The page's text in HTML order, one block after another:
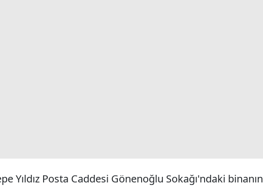
Yıldız Posta Caddesi Gönenoğlu Sokağı'ndaki binanın